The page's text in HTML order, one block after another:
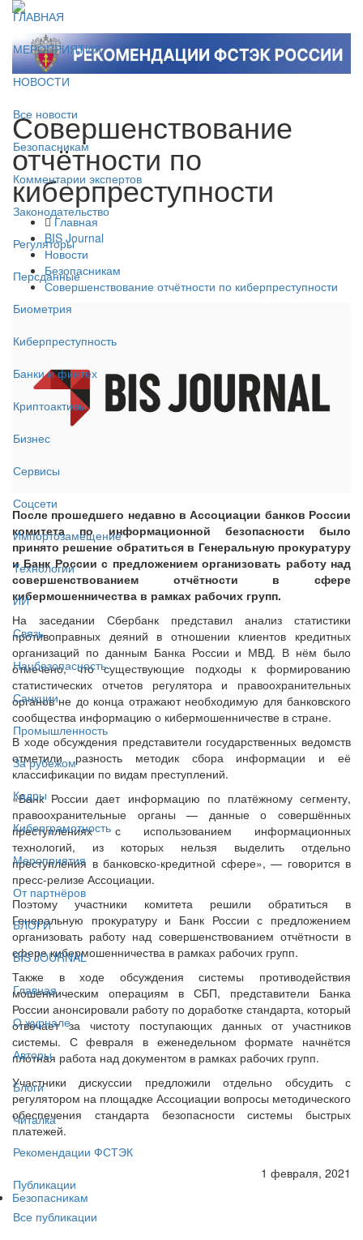
ГЛАВНАЯ
МЕРОПРИЯТИЯ
НОВОСТИ
Все новости
Безопасникам
Комментарии экспертов
Законодательство
Регуляторы
Персданные
Биометрия
Киберпреступность
Банки и финтех
Криптоактивы
Бизнес
Сервисы
Соцсети
Импортозамещение
Технологии
ИИ
Связь
Нацбезопасность
Санкции
Промышленность
За рубежом
Кадры
Киберграмотность
Мероприятия
От партнёров
БЛОГИ
BIS JOURNAL
Главная
О журнале
Авторы
Блоги
Читалка
Рекомендации ФСТЭК
Публикации
Все публикации
Совершенствование
отчётности по
киберпреступности
Главная
BIS Journal
Новости
Безопасникам
Совершенствование отчётности по киберпреступности
После прошедшего недавно в Ассоциации банков России
комитета по информационной безопасности было
принято решение обратиться в Генеральную прокуратуру
и Банк России с предложением организовать работу над
совершенствованием отчётности в сфере
кибермошенничества в рамках рабочих групп.
На заседании Сбербанк представил анализ статистики
противоправных деяний в отношении клиентов кредитных
организаций по данным Банка России и МВД. В нём было
отмечено, что существующие подходы к формированию
статистических отчетов регулятора и правоохранительных
органов не до конца отражают необходимую для банковского
сообщества информацию о кибермошенничестве в стране.
В ходе обсуждения представители государственных ведомств
отметили разность методик сбора информации и её
классификации по видам преступлений.
«Банк России дает информацию по платёжному сегменту,
правоохранительные органы — данные о совершённых
преступлениях с использованием информационных
технологий, из которых нельзя выделить отдельно
преступления в банковско-кредитной сфере», — говорится в
пресс-релизе Ассоциации.
Поэтому участники комитета решили обратиться в
Генеральную прокуратуру и Банк России с предложением
организовать работу над совершенствованием отчётности в
сфере кибермошенничества в рамках рабочих групп.
Также в ходе обсуждения системы противодействия
мошенническим операциям в СБП, представители Банка
России анонсировали работу по доработке стандарта, который
отвечает за чистоту поступающих данных от участников
системы. С февраля в еженедельном формате начнётся
плотная работа над документом в рамках рабочих групп.
Участники дискуссии предложили отдельно обсудить с
регулятором на площадке Ассоциации вопросы методического
обеспечения стандарта безопасности системы быстрых
платежей.
1 февраля, 2021
Безопасникам